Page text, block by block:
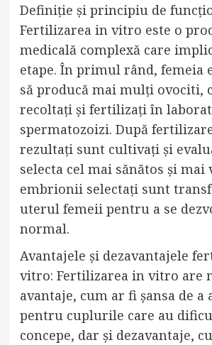
Definiție și principiu de
Fertilizarea in vitro este o
medicală complexă care
etape. În primul rând, femeia
să producă mai mulți ovociti,
recoltați și fertilizați în
spermatozoizi. După
rezultați sunt cultivați și
selecta cel mai sănătos și
embrionii selectați sunt
uterul femeii pentru a se
normal.
Avantajele și dezavantajele
vitro: Fertilizarea in vitro are
avantaje, cum ar fi șansa de a
pentru cuplurile care au
concepe, dar și dezavantaje,